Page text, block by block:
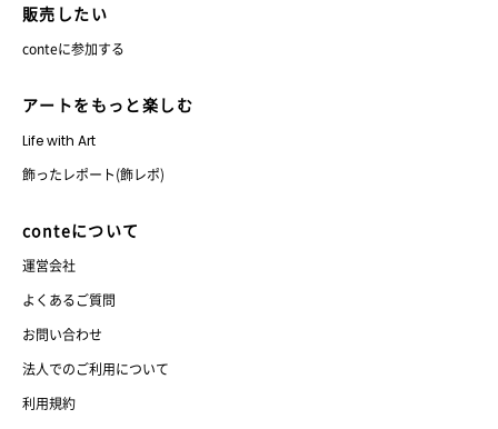
販売したい
conteに参加する
アートをもっと楽しむ
Life with Art
飾ったレポート(飾レポ)
conteについて
運営会社
よくあるご質問
お問い合わせ
法人でのご利用について
利用規約